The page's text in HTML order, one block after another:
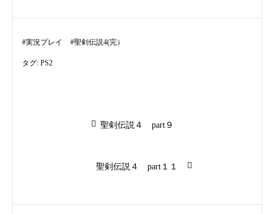
#実況プレイ #聖剣伝説4(完）
タグ: PS2
ビ
前
稿:
聖剣伝説４ part９
次
稿:
聖剣伝説４ part１１